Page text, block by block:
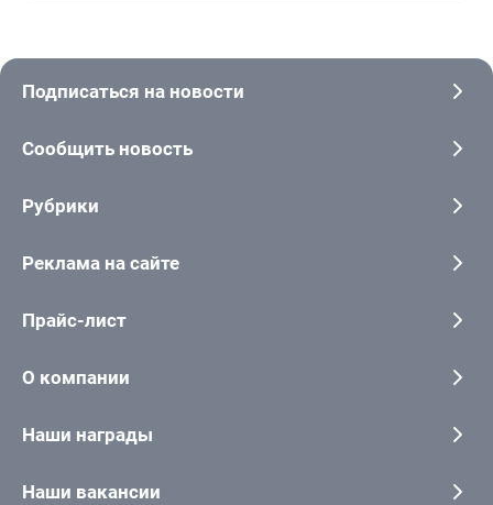
Подписаться на новости
Сообщить новость
Рубрики
Реклама на сайте
Прайс-лист
О компании
Наши награды
Наши вакансии